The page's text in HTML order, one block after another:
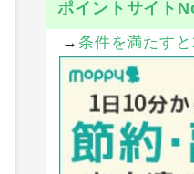
ポイントサイト
→ 条件を満たす